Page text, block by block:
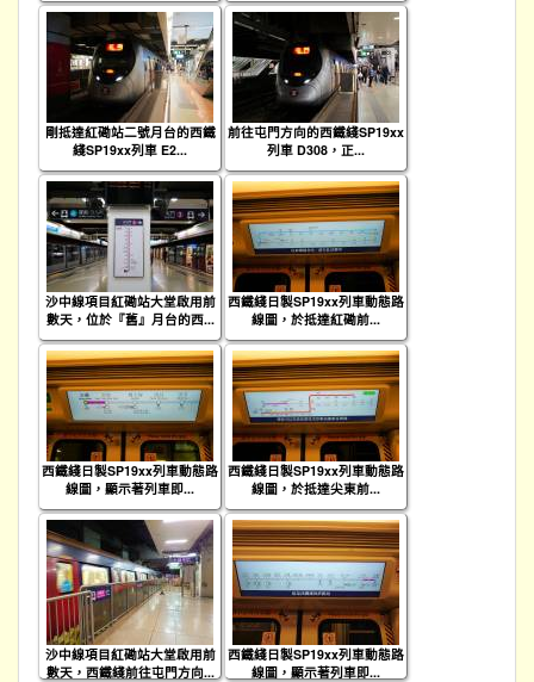
剛抵達紅磡站二號月台的西鐵
綫SP19xx列車 E2...
前往屯門方向的西鐵綫SP19xx
列車 D308，正...
沙中線項目紅磡站大堂啟用前
數天，位於『舊』月台的西...
西鐵綫日製SP19xx列車動態路
線圖，於抵達紅磡前...
西鐵綫日製SP19xx列車動態路
線圖，顯示著列車即...
西鐵綫日製SP19xx列車動態路
線圖，於抵達尖東前...
沙中線項目紅磡站大堂啟用前
數天，西鐵綫前往屯門方向...
西鐵綫日製SP19xx列車動態路
線圖，顯示著列車即...